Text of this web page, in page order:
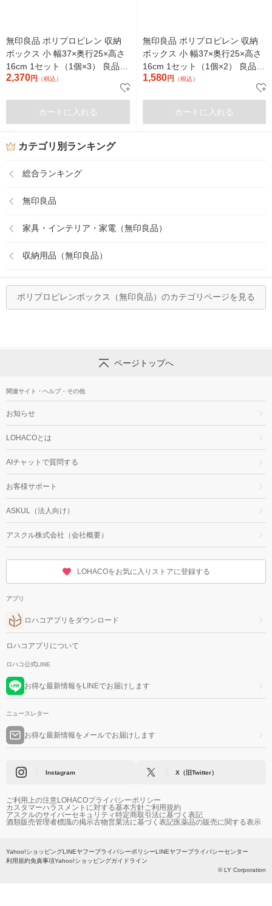
無印良品 ポリプロピレン 収納
ボックス 小 幅37×奥行25×高さ
16cm 1セット（1個×3） 良品計
画
2,370円 （税込）
カートに入れる
無印良品 ポリプロピレン 収納
ボックス 小 幅37×奥行25×高さ
16cm 1セット（1個×2） 良品計
画
1,580円 （税込）
カートに入れる
カテゴリ別ランキング
総合ランキング
無印良品
家具・インテリア・家電（無印良品）
収納用品（無印良品）
ポリプロピレンボックス（無印良品）のカテゴリページを見る
ページトップへ
関連サイト・ヘルプ・その他
お知らせ
LOHACOとは
AIチャットで質問する
お客様サポート
ASKUL（法人向け）
アスクル株式会社（会社概要）
LOHACOをお気に入りストアに登録する
アプリ
ロハコアプリをダウンロード
ロハコアプリについて
ロハコ公式LINE
お得な最新情報をLINEでお届けします
ニュースレター
お得な最新情報をメールでお届けします
Instagram X（旧Twitter）
ご利用上の注意LOHACOプライバシーポリシー
カスタマーハラスメントに対する基本方針ご利用規約
アスクルのサイバーセキュリティ特定商取引法に基づく表記
酒類販売管理者標識の掲示古物営業法に基づく表記医薬品の販売に関する表示
Yahoo!ショッピングLINEヤフープライバシーポリシーLINEヤフープライバシーセンター
利用規約免責事項Yahoo!ショッピングガイドライン
© LY Corporation